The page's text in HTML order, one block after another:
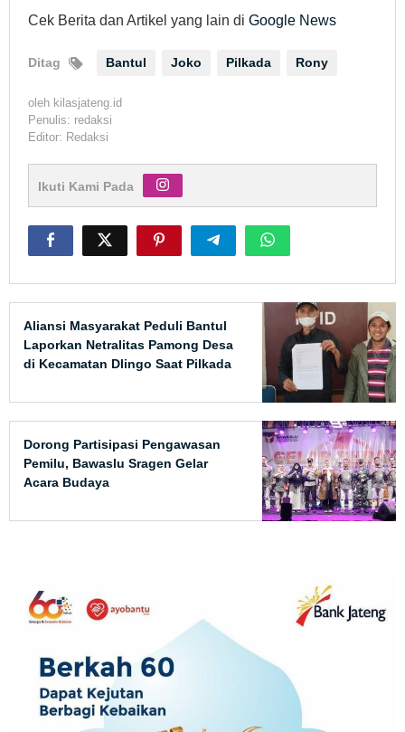
Cek Berita dan Artikel yang lain di Google News
Ditag Bantul Joko Pilkada Rony
oleh kilasjateng.id
Penulis: redaksi
Editor: Redaksi
Ikuti Kami Pada
Aliansi Masyarakat Peduli Bantul
Laporkan Netralitas Pamong Desa
di Kecamatan Dlingo Saat Pilkada
Dorong Partisipasi Pengawasan
Pemilu, Bawaslu Sragen Gelar
Acara Budaya